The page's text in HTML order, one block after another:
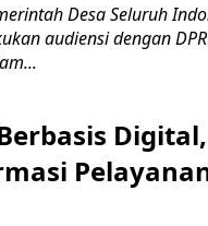
Desa Seluruh
audiensi dengan
Digital,